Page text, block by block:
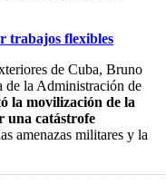
trabajos flexibles
de Cuba, Bruno
de la Administración de
la movilización de la
una catástrofe
amenazas militares y la